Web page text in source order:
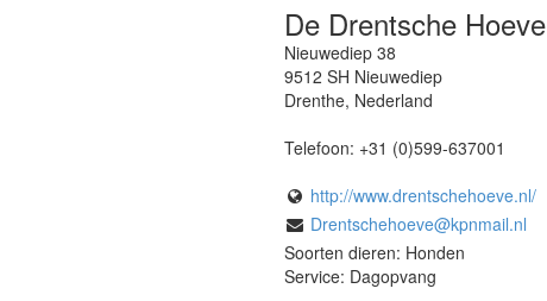
De Drentsche Hoeve
Nieuwediep 38
9512 SH Nieuwediep
Drenthe, Nederland
Telefoon: +31 (0)599-637001
http://www.drentschehoeve.nl/
Drentschehoeve@kpnmail.nl
Soorten dieren: Honden
Service: Dagopvang